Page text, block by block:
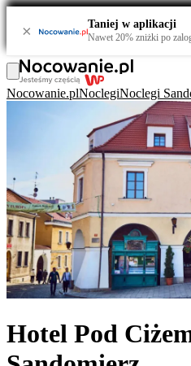
× Taniej w aplikacji
Nawet 20% zniżki po
Nocowanie.plNoclegiNoclegi
Hotel Pod